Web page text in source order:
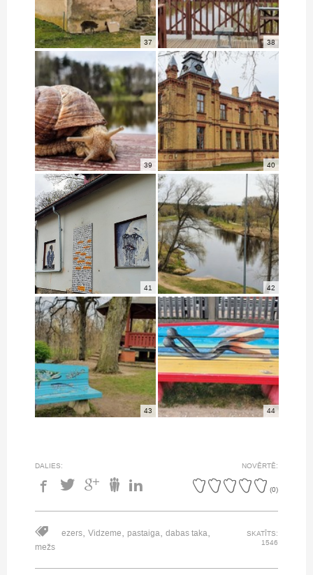
37 38
39 40
41 42
43 44
DALIES: NOVĒRTĒ:
(0)
ezers, Vidzeme, pastaiga, dabas taka,
mežs
SKATĪTS:
1546